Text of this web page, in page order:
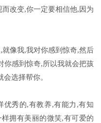
改变,你一定要相信他,因为
像我,我对你感到惊奇,然后
你感到惊奇,所以我就会把孩
选择帮你。
优秀的,有教养,有能力,有知
拥有美丽的微笑,有可爱的